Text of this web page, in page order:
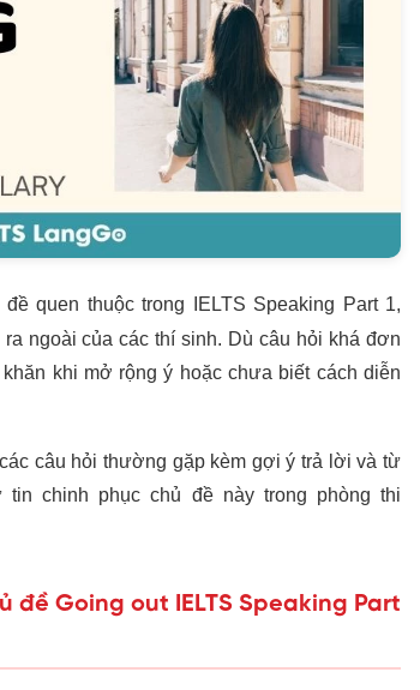
quen thuộc trong IELTS Speaking Part 1,
ngoài của các thí sinh. Dù câu hỏi khá đơn
khi mở rộng ý hoặc chưa biết cách diễn
các câu hỏi thường gặp kèm gợi ý trả lời và
tin chinh phục chủ đề này trong phòng thi
đề Going out IELTS Speaking Part